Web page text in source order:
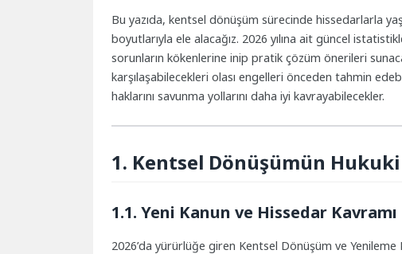
Bu yazıda, kentsel dönüşüm sürecinde hissedarlarla
boyutlarıyla ele alacağız. 2026 yılına ait güncel
sorunların kökenlerine inip pratik çözüm önerileri
karşılaşabilecekleri olası engelleri önceden tahmin
haklarını savunma yollarını daha iyi kavrayabilecekler.
1. Kentsel Dönüşümün Hukuki
1.1. Yeni Kanun ve Hissedar Kavramı
2026’da yürürlüğe giren Kentsel Dönüşüm ve